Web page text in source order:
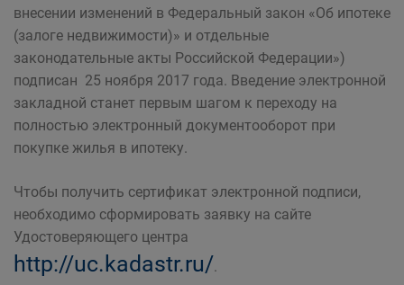
внесении изменений в Федеральный закон «Об ипотеке
(залоге недвижимости)» и отдельные
законодательные акты Российской Федерации»)
подписан 25 ноября 2017 года. Введение электронной
закладной станет первым шагом к переходу на
полностью электронный документооборот при
покупке жилья в ипотеку.
Чтобы получить сертификат электронной подписи,
необходимо сформировать заявку на сайте
Удостоверяющего центра
http://uc.kadastr.ru/.